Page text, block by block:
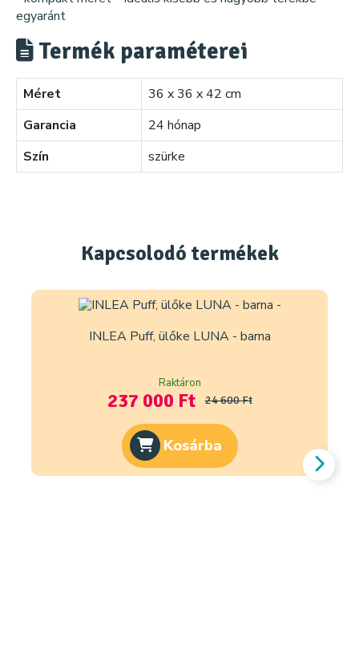
egyaránt
Termék paraméterei
Méret
36 x 36 x 42 cm
Garancia
24 hónap
Szín
szürke
Kapcsolodó termékek
INLEA Puff, ülőke LUNA - barna
Raktáron
237 000 Ft 24 600 Ft
Kosárba